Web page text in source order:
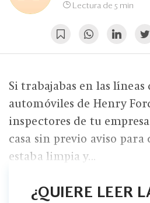
Lectura de 5 min
Si trabajabas en las líneas
automóviles de Henry
inspectores de tu
casa sin previo aviso
estaba limpia y...
¿QUIERE LEER